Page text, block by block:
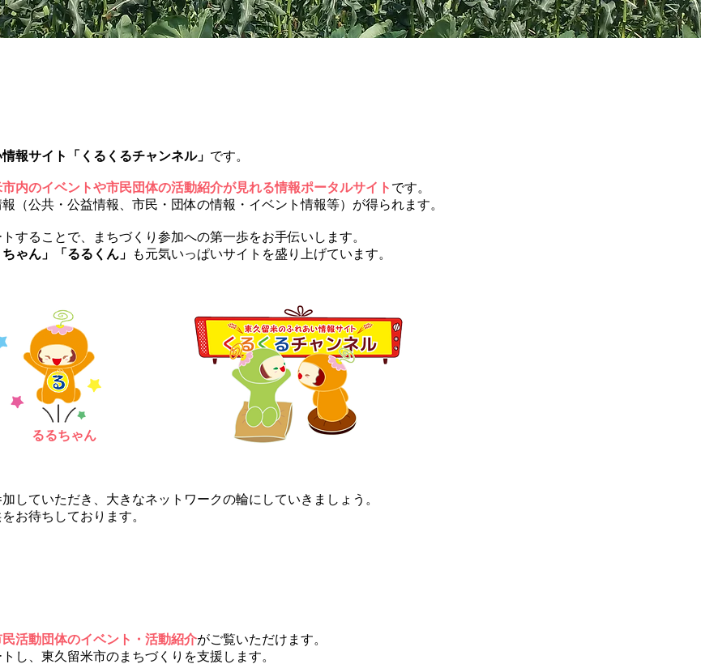
報サイト「くるくるチャンネル」 です。
内のイベントや市民団体の活動紹介が見れる情報ポータルサイト です。
（公共・公益情報、市民・団体の情報・イベント情報等）が得られます。
することで、まちづくり参加への第一歩をお手伝いします。
ちゃん」「るるくん」 も元気いっぱいサイトを盛り上げています。
るるちゃん
していただき、大きなネットワークの輪にしていきましょう。
お待ちしております。
民活動団体のイベント・活動紹介がご覧いただけます。
し、東久留米市のまちづくりを支援します。